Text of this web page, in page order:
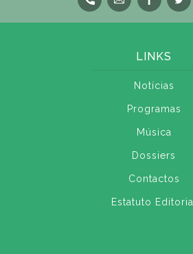
LINKS
Notícias
Programas
Música
Dossiers
Contactos
Estatuto Editorial